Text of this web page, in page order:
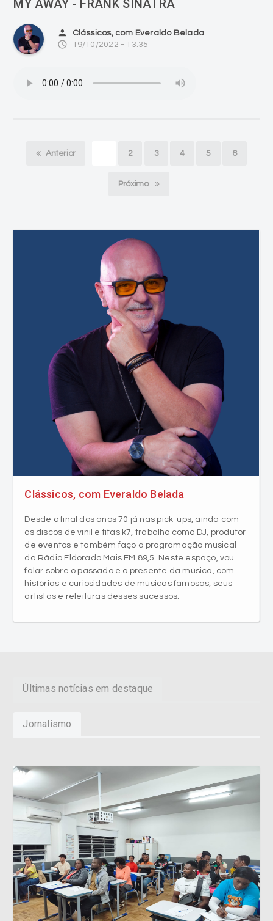
MY AWAY - FRANK SINATRA
person Clássicos, com Everaldo Belada
access_time 19/10/2022 - 13:35
Anterior 2 3 4 5 6
Próximo
Clássicos, com Everaldo Belada
Desde o final dos anos 70 já nas pick-ups, ainda com
os discos de vinil e fitas k7, trabalho como DJ, produtor
de eventos e também faço a programação musical
da Rádio Eldorado Mais FM 89,5. Neste espaço, vou
falar sobre o passado e o presente da música, com
histórias e curiosidades de músicas famosas, seus
artistas e releituras desses sucessos.
Últimas notícias em destaque
Jornalismo